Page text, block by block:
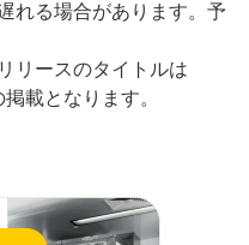
れる場合があります。予
リースのタイトルは
載となります。